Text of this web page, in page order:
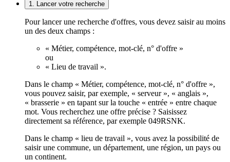
1. Lancer votre recherche
Pour lancer une recherche d'offres, vous devez saisir au moins
un des deux champs :
« Métier, compétence, mot-clé, n° d'offre »
ou
« Lieu de travail ».
Dans le champ « Métier, compétence, mot-clé, n° d'offre »,
vous pouvez saisir, par exemple, « serveur », « anglais »,
« brasserie » en tapant sur la touche « entrée » entre chaque
mot. Vous recherchez une offre précise ? Saisissez
directement sa référence, par exemple 049RSNK.
Dans le champ « lieu de travail », vous avez la possibilité de
saisir une commune, un département, une région, un pays ou
un continent.